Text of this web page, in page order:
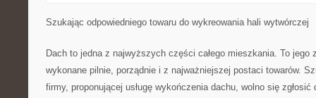
Szukając odpowiedniego towaru do wykreowania hali wytwórczej
Dach to jedna z najwyższych części całego mieszkania. To jego
wykonane pilnie, porządnie i z najważniejszej postaci towarów.
firmy, proponującej usługę wykończenia dachu, wolno się